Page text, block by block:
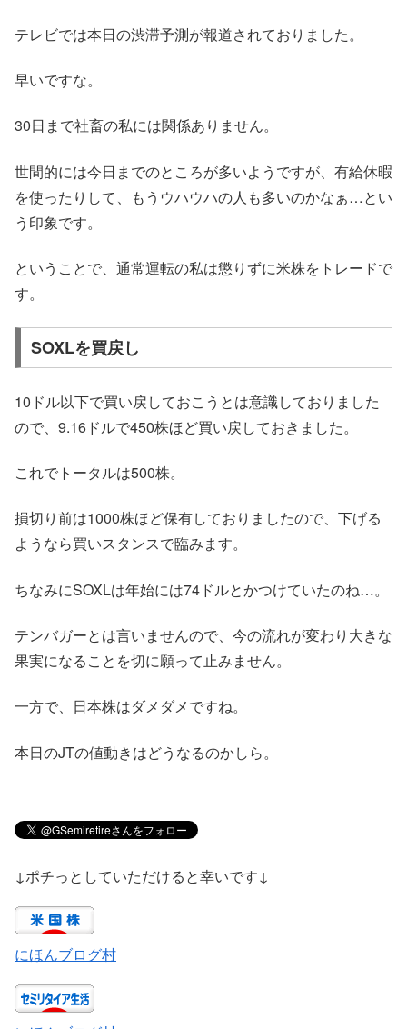
テレビでは本日の渋滞予測が報道されておりました。
早いですな。
30日まで社畜の私には関係ありません。
世間的には今日までのところが多いようですが、有給休暇
を使ったりして、もうウハウハの人も多いのかなぁ…とい
う印象です。
ということで、通常運転の私は懲りずに米株をトレードで
す。
SOXLを買戻し
10ドル以下で買い戻しておこうとは意識しておりました
ので、9.16ドルで450株ほど買い戻しておきました。
これでトータルは500株。
損切り前は1000株ほど保有しておりましたので、下げる
ようなら買いスタンスで臨みます。
ちなみにSOXLは年始には74ドルとかつけていたのね…。
テンバガーとは言いませんので、今の流れが変わり大きな
果実になることを切に願って止みません。
一方で、日本株はダメダメですね。
本日のJTの値動きはどうなるのかしら。
↓ポチっとしていただけると幸いです↓
にほんブログ村